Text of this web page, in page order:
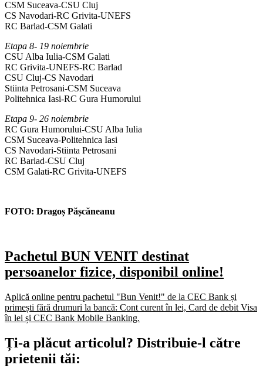
CSM Suceava-CSU Cluj
CS Navodari-RC Grivita-UNEFS
RC Barlad-CSM Galati
Etapa 8- 19 noiembrie
CSU Alba Iulia-CSM Galati
RC Grivita-UNEFS-RC Barlad
CSU Cluj-CS Navodari
Stiinta Petrosani-CSM Suceava
Politehnica Iasi-RC Gura Humorului
Etapa 9- 26 noiembrie
RC Gura Humorului-CSU Alba Iulia
CSM Suceava-Politehnica Iasi
CS Navodari-Stiinta Petrosani
RC Barlad-CSU Cluj
CSM Galati-RC Grivita-UNEFS
FOTO: Dragoș Pășcăneanu
Pachetul BUN VENIT destinat
persoanelor fizice, disponibil online!
Aplică online pentru pachetul "Bun Venit!" de la CEC Bank și
primești fără drumuri la bancă: Cont curent în lei, Card de debit Visa
în lei și CEC Bank Mobile Banking.​
Ți-a plăcut articolul? Distribuie-l către
prietenii tăi: